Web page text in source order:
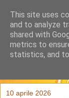
10 aprile 2026
This site uses
and to analyze
shared with
metrics to
statistics, and